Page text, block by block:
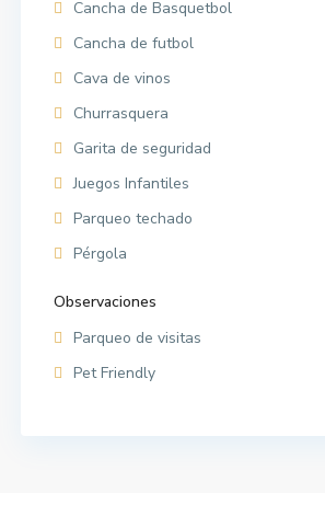
Cancha de Basquetbol
Cancha de futbol
Cava de vinos
Churrasquera
Garita de seguridad
Juegos Infantiles
Parqueo techado
Pérgola
Observaciones
Parqueo de visitas
Pet Friendly